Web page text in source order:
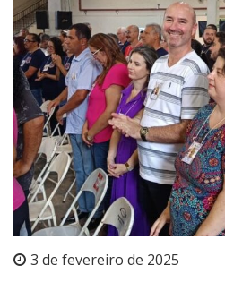
3 de fevereiro de 2025